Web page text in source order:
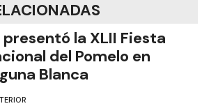
presentó la XLII Fiesta
del Pomelo en
Blanca